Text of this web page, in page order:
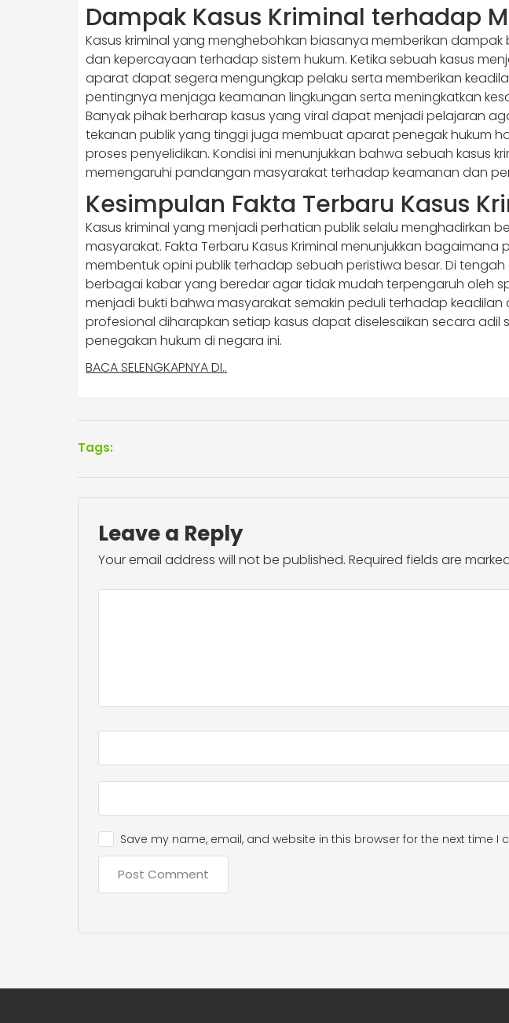
Dampak Kasus Kriminal terhadap
Kasus kriminal yang menghebohkan biasanya memberikan
dan kepercayaan terhadap sistem hukum. Ketika sebuah kasus
aparat dapat segera mengungkap pelaku serta memberikan
pentingnya menjaga keamanan lingkungan serta meningkatkan
Banyak pihak berharap kasus yang viral dapat menjadi pelajaran
tekanan publik yang tinggi juga membuat aparat penegak hukum
proses penyelidikan. Kondisi ini menunjukkan bahwa sebuah
memengaruhi pandangan masyarakat terhadap keamanan dan
Kesimpulan Fakta Terbaru Kasus
Kasus kriminal yang menjadi perhatian publik selalu menghadirkan
masyarakat. Fakta Terbaru Kasus Kriminal menunjukkan
membentuk opini publik terhadap sebuah peristiwa besar. Di
berbagai kabar yang beredar agar tidak mudah terpengaruh oleh
menjadi bukti bahwa masyarakat semakin peduli terhadap
profesional diharapkan setiap kasus dapat diselesaikan secara
penegakan hukum di negara ini.
BACA SELENGKAPNYA DI..
Tags:
Leave a Reply
Your email address will not be published. Required fields are
Save my name, email, and website in this browser for the next time I